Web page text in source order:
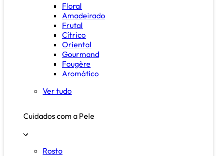
Floral
Amadeirado
Frutal
Cítrico
Oriental
Gourmand
Fougère
Aromático
Ver tudo
Cuidados com a Pele
Rosto